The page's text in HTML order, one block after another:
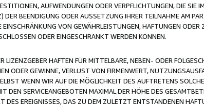
AUFWENDUNGEN ODER VERPFLICHTUNGEN, DIE SIE
BEENDIGUNG ODER AUSSETZUNG IHRER TEILNAHME AM
VON GEWÄHRLEISTUNGEN, HAFTUNGEN ODER
ODER EINGESCHRÄNKT WERDEN KÖNNEN.
HAFTEN FÜR MITTELBARE, NEBEN- ODER
ODER GEWINNE, VERLUST VON FIRMENWERT,
WENN WIR AUF DIE MÖGLICHKEIT DES AUFTRETENS
SERVICEANGEBOTEN MAXIMAL DER HÖHE DES
EREIGNISSES, DAS ZU DEM ZULETZT ENTSTANDENEN